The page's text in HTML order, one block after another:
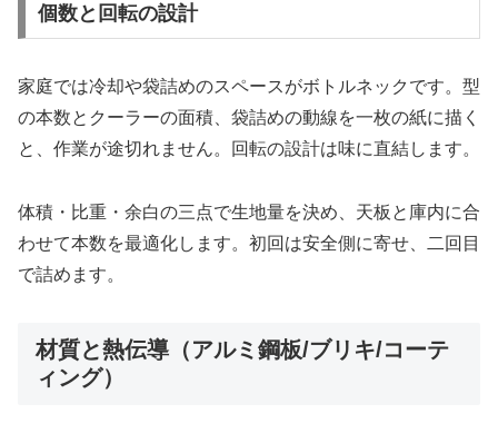
個数と回転の設計
家庭では冷却や袋詰めのスペースがボトルネックです。型
の本数とクーラーの面積、袋詰めの動線を一枚の紙に描く
と、作業が途切れません。回転の設計は味に直結します。
体積・比重・余白の三点で生地量を決め、天板と庫内に合
わせて本数を最適化します。初回は安全側に寄せ、二回目
で詰めます。
材質と熱伝導（アルミ鋼板/ブリキ/コーテ
ィング）